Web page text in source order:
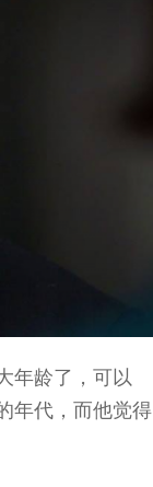
年龄了，可以
年代，而他觉得